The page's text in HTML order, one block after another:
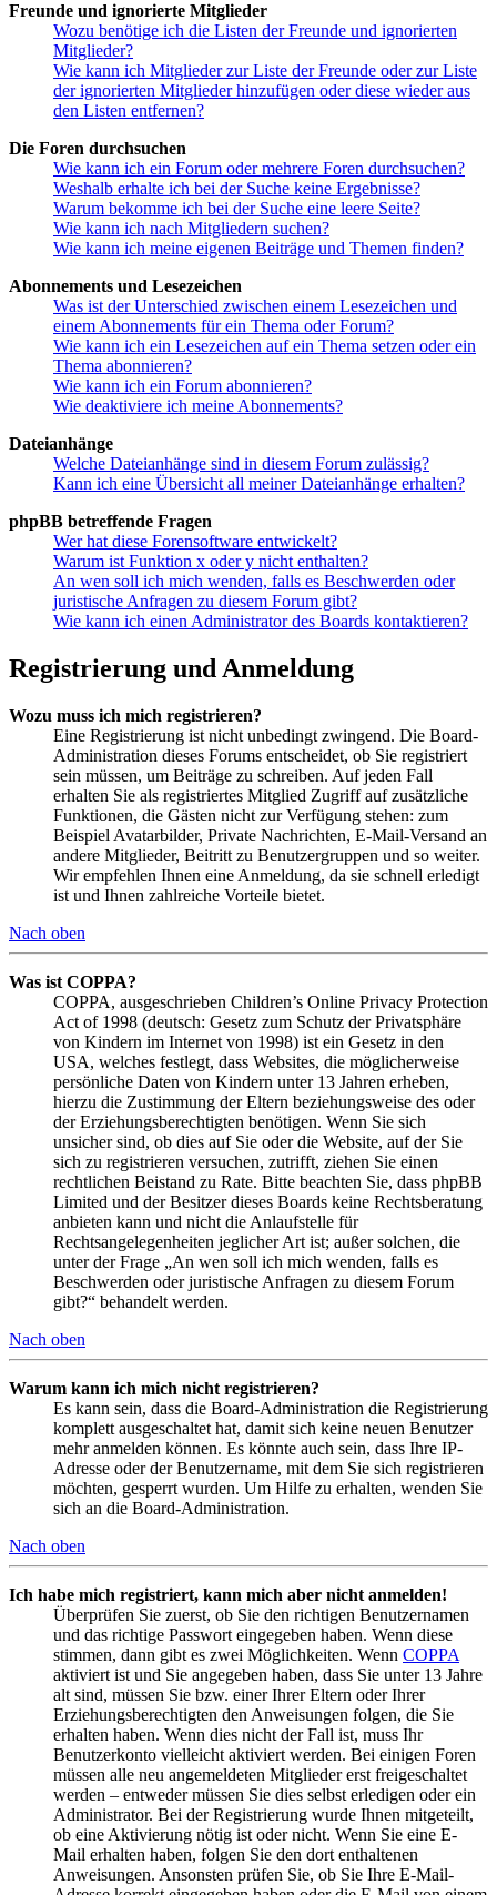
Freunde und ignorierte Mitglieder
Wozu benötige ich die Listen der Freunde und ignorierten
Mitglieder?
Wie kann ich Mitglieder zur Liste der Freunde oder zur Liste
der ignorierten Mitglieder hinzufügen oder diese wieder aus
den Listen entfernen?
Die Foren durchsuchen
Wie kann ich ein Forum oder mehrere Foren durchsuchen?
Weshalb erhalte ich bei der Suche keine Ergebnisse?
Warum bekomme ich bei der Suche eine leere Seite?
Wie kann ich nach Mitgliedern suchen?
Wie kann ich meine eigenen Beiträge und Themen finden?
Abonnements und Lesezeichen
Was ist der Unterschied zwischen einem Lesezeichen und
einem Abonnements für ein Thema oder Forum?
Wie kann ich ein Lesezeichen auf ein Thema setzen oder ein
Thema abonnieren?
Wie kann ich ein Forum abonnieren?
Wie deaktiviere ich meine Abonnements?
Dateianhänge
Welche Dateianhänge sind in diesem Forum zulässig?
Kann ich eine Übersicht all meiner Dateianhänge erhalten?
phpBB betreffende Fragen
Wer hat diese Forensoftware entwickelt?
Warum ist Funktion x oder y nicht enthalten?
An wen soll ich mich wenden, falls es Beschwerden oder
juristische Anfragen zu diesem Forum gibt?
Wie kann ich einen Administrator des Boards kontaktieren?
Registrierung und Anmeldung
Wozu muss ich mich registrieren?
Eine Registrierung ist nicht unbedingt zwingend. Die Board-
Administration dieses Forums entscheidet, ob Sie registriert
sein müssen, um Beiträge zu schreiben. Auf jeden Fall
erhalten Sie als registriertes Mitglied Zugriff auf zusätzliche
Funktionen, die Gästen nicht zur Verfügung stehen: zum
Beispiel Avatarbilder, Private Nachrichten, E-Mail-Versand an
andere Mitglieder, Beitritt zu Benutzergruppen und so weiter.
Wir empfehlen Ihnen eine Anmeldung, da sie schnell erledigt
ist und Ihnen zahlreiche Vorteile bietet.
Nach oben
Was ist COPPA?
COPPA, ausgeschrieben Children’s Online Privacy Protection
Act of 1998 (deutsch: Gesetz zum Schutz der Privatsphäre
von Kindern im Internet von 1998) ist ein Gesetz in den
USA, welches festlegt, dass Websites, die möglicherweise
persönliche Daten von Kindern unter 13 Jahren erheben,
hierzu die Zustimmung der Eltern beziehungsweise des oder
der Erziehungsberechtigten benötigen. Wenn Sie sich
unsicher sind, ob dies auf Sie oder die Website, auf der Sie
sich zu registrieren versuchen, zutrifft, ziehen Sie einen
rechtlichen Beistand zu Rate. Bitte beachten Sie, dass phpBB
Limited und der Besitzer dieses Boards keine Rechtsberatung
anbieten kann und nicht die Anlaufstelle für
Rechtsangelegenheiten jeglicher Art ist; außer solchen, die
unter der Frage „An wen soll ich mich wenden, falls es
Beschwerden oder juristische Anfragen zu diesem Forum
gibt?“ behandelt werden.
Nach oben
Warum kann ich mich nicht registrieren?
Es kann sein, dass die Board-Administration die Registrierung
komplett ausgeschaltet hat, damit sich keine neuen Benutzer
mehr anmelden können. Es könnte auch sein, dass Ihre IP-
Adresse oder der Benutzername, mit dem Sie sich registrieren
möchten, gesperrt wurden. Um Hilfe zu erhalten, wenden Sie
sich an die Board-Administration.
Nach oben
Ich habe mich registriert, kann mich aber nicht anmelden!
Überprüfen Sie zuerst, ob Sie den richtigen Benutzernamen
und das richtige Passwort eingegeben haben. Wenn diese
stimmen, dann gibt es zwei Möglichkeiten. Wenn COPPA
aktiviert ist und Sie angegeben haben, dass Sie unter 13 Jahre
alt sind, müssen Sie bzw. einer Ihrer Eltern oder Ihrer
Erziehungsberechtigten den Anweisungen folgen, die Sie
erhalten haben. Wenn dies nicht der Fall ist, muss Ihr
Benutzerkonto vielleicht aktiviert werden. Bei einigen Foren
müssen alle neu angemeldeten Mitglieder erst freigeschaltet
werden – entweder müssen Sie dies selbst erledigen oder ein
Administrator. Bei der Registrierung wurde Ihnen mitgeteilt,
ob eine Aktivierung nötig ist oder nicht. Wenn Sie eine E-
Mail erhalten haben, folgen Sie den dort enthaltenen
Anweisungen. Ansonsten prüfen Sie, ob Sie Ihre E-Mail-